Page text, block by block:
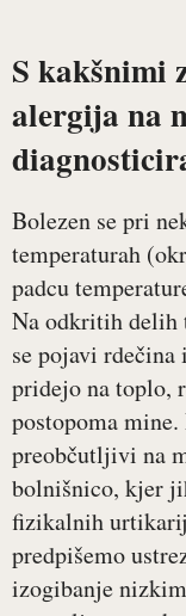
S kakšnimi
alergija na
Bolezen se pri
temperaturah
padcu
Na odkritih delih
se pojavi
pridejo na toplo,
postopoma
preobčutljivi na
bolnišnico, kjer
fizikalnih
predpišemo
izogibanje